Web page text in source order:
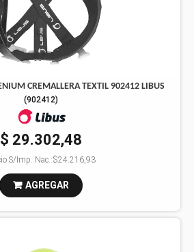
CREMALLERA TEXTIL 902412 LIBUS
(902412)
$ 29.302,48
S/Imp. Nac.:$24.216,93
AGREGAR